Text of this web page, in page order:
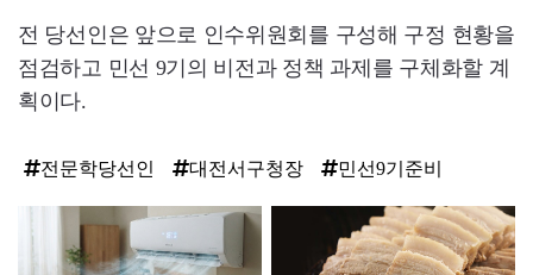
전 당선인은 앞으로 인수위원회를 구성해 구정 현황을
점검하고 민선 9기의 비전과 정책 과제를 구체화할 계
획이다.
전문학당선인 대전서구청장 민선9기준비
라
인